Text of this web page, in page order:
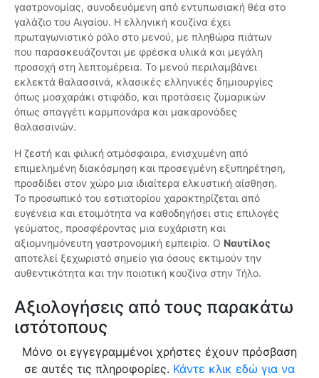
γαστρονομίας, συνοδευόμενη από εντυπωσιακή θέα στο
γαλάζιο του Αιγαίου. Η ελληνική κουζίνα έχει
πρωταγωνιστικό ρόλο στο μενού, με πληθώρα πιάτων
που παρασκευάζονται με φρέσκα υλικά και μεγάλη
προσοχή στη λεπτομέρεια. Το μενού περιλαμβάνει
εκλεκτά θαλασσινά, κλασικές ελληνικές δημιουργίες
όπως μοσχαράκι στιφάδο, και προτάσεις ζυμαρικών
όπως σπαγγέτι καρμπονάρα και μακαρονάδες
θαλασσινών.
Η ζεστή και φιλική ατμόσφαιρα, ενισχυμένη από
επιμελημένη διακόσμηση και προσεγμένη εξυπηρέτηση,
προσδίδει στον χώρο μια ιδιαίτερα ελκυστική αίσθηση.
Το προσωπικό του εστιατορίου χαρακτηρίζεται από
ευγένεια και ετοιμότητα να καθοδηγήσει στις επιλογές
γεύματος, προσφέροντας μια ευχάριστη και
αξιομνημόνευτη γαστρονομική εμπειρία. Ο Ναυτίλος
αποτελεί ξεχωριστό σημείο για όσους εκτιμούν την
αυθεντικότητα και την ποιοτική κουζίνα στην Τήλο.
Αξιολογήσεις από τους παρακάτω
ιστότοπους
Μόνο οι εγγεγραμμένοι χρήστες έχουν πρόσβαση
σε αυτές τις πληροφορίες. Κάντε κλικ εδώ για να